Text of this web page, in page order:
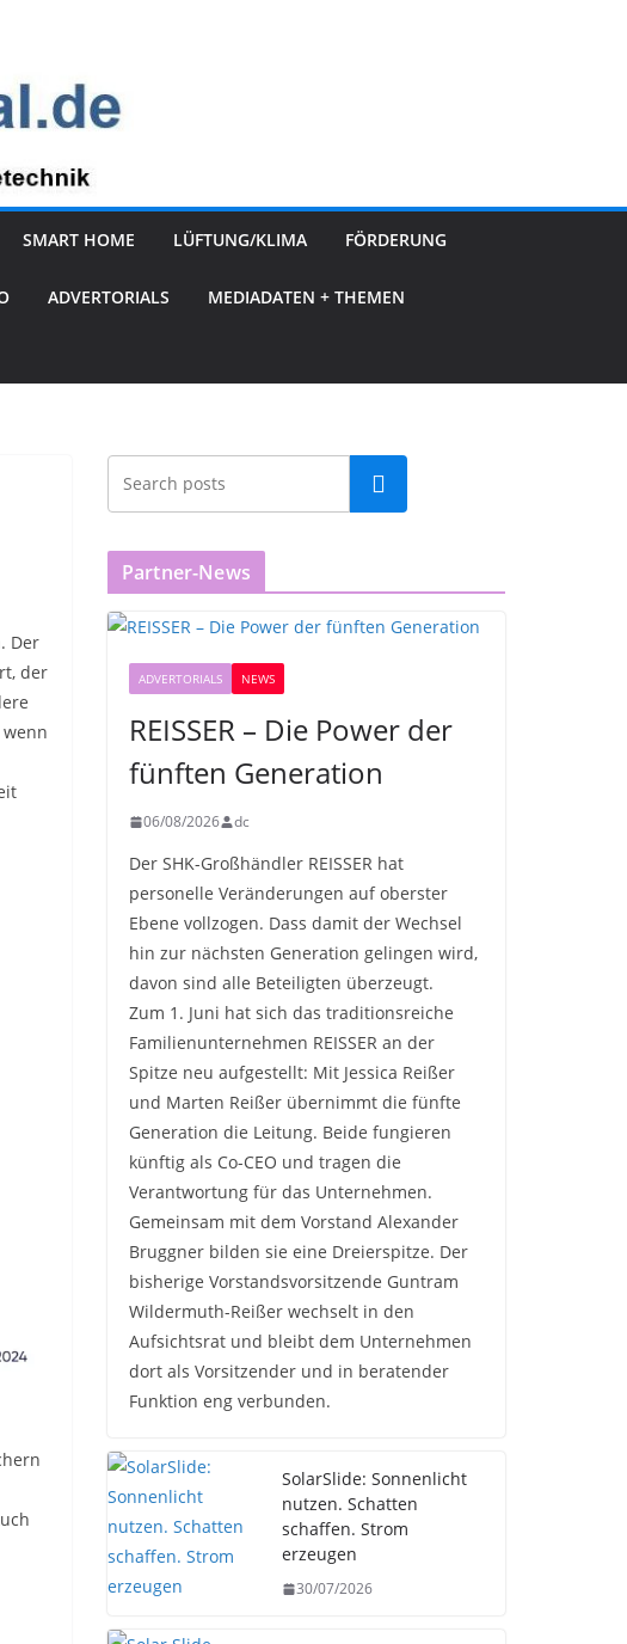
SMART HOME LÜFTUNG/KLIMA FÖRDERUNG
ADVERTORIALS MEDIADATEN + THEMEN
Der
der
Partner-News
ADVERTORIALS NEWS
REISSER – Die Power der
fünften Generation
06/08/2026 dc
Der SHK-Großhändler REISSER hat
personelle Veränderungen auf oberster
Ebene vollzogen. Dass damit der Wechsel
hin zur nächsten Generation gelingen wird,
davon sind alle Beteiligten überzeugt.
Zum 1. Juni hat sich das traditionsreiche
Familienunternehmen REISSER an der
Spitze neu aufgestellt: Mit Jessica Reißer
und Marten Reißer übernimmt die fünfte
Generation die Leitung. Beide fungieren
künftig als Co-CEO und tragen die
Verantwortung für das Unternehmen.
Gemeinsam mit dem Vorstand Alexander
Bruggner bilden sie eine Dreierspitze. Der
bisherige Vorstandsvorsitzende Guntram
Wildermuth-Reißer wechselt in den
Aufsichtsrat und bleibt dem Unternehmen
dort als Vorsitzender und in beratender
Funktion eng verbunden.
SolarSlide: Sonnenlicht
nutzen. Schatten
schaffen. Strom
erzeugen
30/07/2026